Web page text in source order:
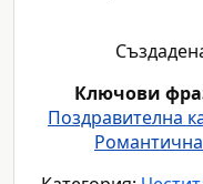
Ключови
Поздравителна